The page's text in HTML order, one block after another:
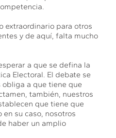
extraordinario para otros
y de aquí, falta mucho
a que se defina la
Electoral. El debate se
obliga a que tiene que
también, nuestros
que tiene que
su caso, nosotros
haber un amplio